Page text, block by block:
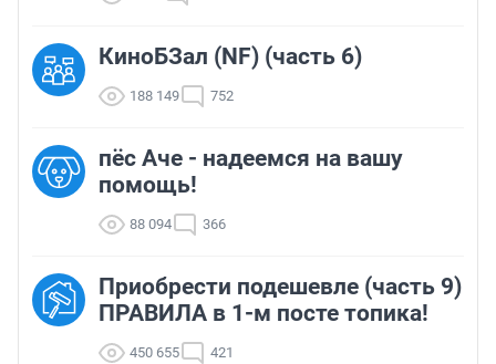
КиноБЗал (NF) (часть 6)
188 149 752
пёс Аче - надеемся на вашу
помощь!
88 094 366
Приобрести подешевле (часть 9)
ПРАВИЛА в 1-м посте топика!
450 655 421